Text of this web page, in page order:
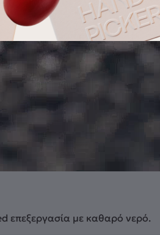
επεξεργασία με καθαρό νερό.